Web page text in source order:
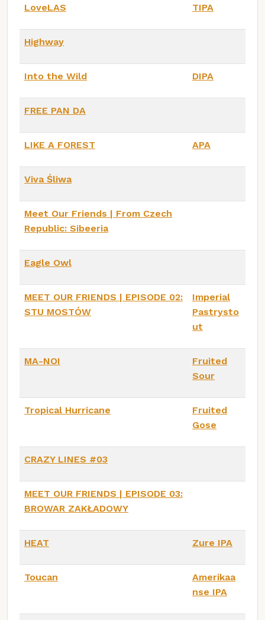
LoveLAS TIPA
Highway
Into the Wild DIPA
FREE PAN DA
LIKE A FOREST APA
Viva Śliwa
Meet Our Friends | From Czech
Republic: Sibeeria
Eagle Owl
MEET OUR FRIENDS | EPISODE 02:
STU MOSTÓW
Imperial
Pastrysto
ut
MA-NOI
Fruited
Sour
Tropical Hurricane
Fruited
Gose
CRAZY LINES #03
MEET OUR FRIENDS | EPISODE 03:
BROWAR ZAKŁADOWY
HEAT Zure IPA
Toucan
Amerikaa
nse IPA